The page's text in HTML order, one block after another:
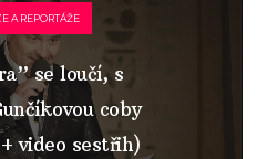
A REPORTÁŽE
se loučí, s
coby
video sestřih)